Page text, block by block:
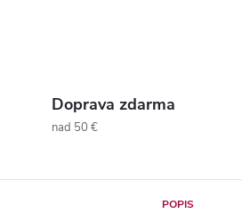
Doprava zdarma
nad 50 €
POPIS